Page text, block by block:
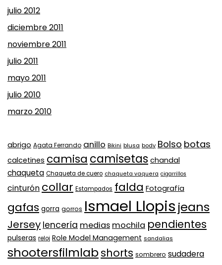
julio 2012
diciembre 2011
noviembre 2011
julio 2011
mayo 2011
julio 2010
marzo 2010
abrigo Agata Ferrando anillo Bikini blusa body Bolso botas
calcetines camisa camisetas chandal
chaqueta Chaqueta de cuero chaqueta vaquera cigarrillos
cinturón collar Estampados falda Fotografía
gafas gorra gorros Ismael Llopis jeans
Jersey lencería medias mochila pendientes
pulseras reloj Role Model Management sandalias
shootersfilmlabshorts sombrero sudadera